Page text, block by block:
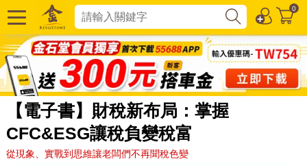
0
【電子書】財稅新布局：掌握
CFC&ESG讓稅負變稅富
從現象、實戰到思維讓老闆們不再聞稅色變